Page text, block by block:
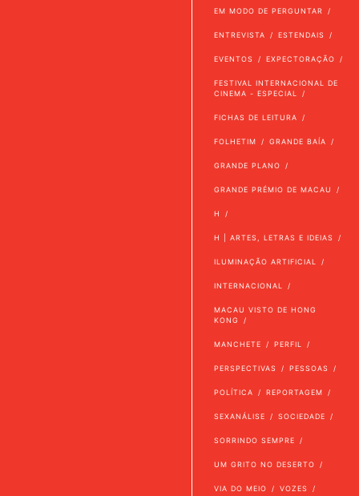
EM MODO DE PERGUNTAR
ENTREVISTA ESTENDAIS
EVENTOS EXPECTORAÇÃO
FESTIVAL INTERNACIONAL DE
CINEMA - ESPECIAL
FICHAS DE LEITURA
FOLHETIM GRANDE BAÍA
GRANDE PLANO
GRANDE PRÉMIO DE MACAU
H
H | ARTES, LETRAS E IDEIAS
ILUMINAÇÃO ARTIFICIAL
INTERNACIONAL
MACAU VISTO DE HONG
KONG
MANCHETE PERFIL
PERSPECTIVAS PESSOAS
POLÍTICA REPORTAGEM
SEXANÁLISE SOCIEDADE
SORRINDO SEMPRE
UM GRITO NO DESERTO
VIA DO MEIO VOZES